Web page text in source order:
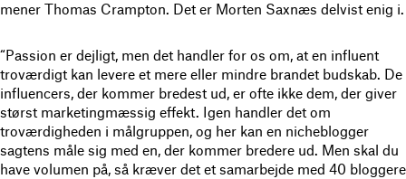
mener Thomas Crampton. Det er Morten Saxnæs delvist enig i.
“Passion er dejligt, men det handler for os om, at en influent
troværdigt kan levere et mere eller mindre brandet budskab. De
influencers, der kommer bredest ud, er ofte ikke dem, der giver
størst marketingmæssig effekt. Igen handler det om
troværdigheden i målgruppen, og her kan en nicheblogger
sagtens måle sig med en, der kommer bredere ud. Men skal du
have volumen på, så kræver det et samarbejde med 40 bloggere